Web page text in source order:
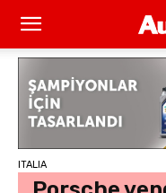
ITALIA